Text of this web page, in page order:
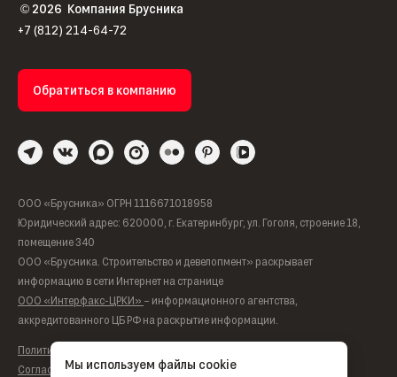
©2026 Компания Брусника
+7 (812) 214-64-72
Обратиться в компанию
ООО «Брусника» ОГРН 1116671018958
Юридический адрес: 620000, г. Екатеринбург, ул. Гоголя, строение 18,
помещение 340
ООО «Брусника. Строительство и девелопмент» раскрывает
информацию в сети Интернет на странице
ООО «Интерфакс-ЦРКИ» – информационного агентства,
аккредитованного ЦБ РФ на раскрытие информации.
Политика обработки персональных данных
Согласие на обработку персональных данных
Мы используем файлы cookie